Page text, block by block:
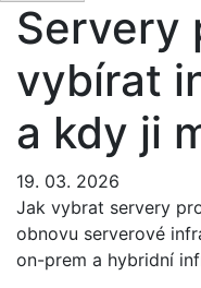
Servery
vybírat
a kdy ji
19. 03. 2026
Jak vybrat servery
obnovu serverové
on-prem a hybridní